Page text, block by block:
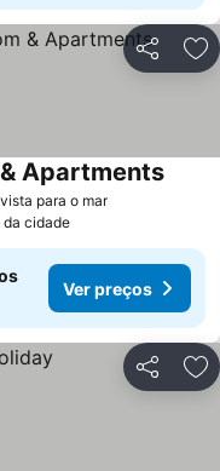
Partilhar
para o marVer preços
ApartmentsVer
da cidade
Ver preços
Partilhar